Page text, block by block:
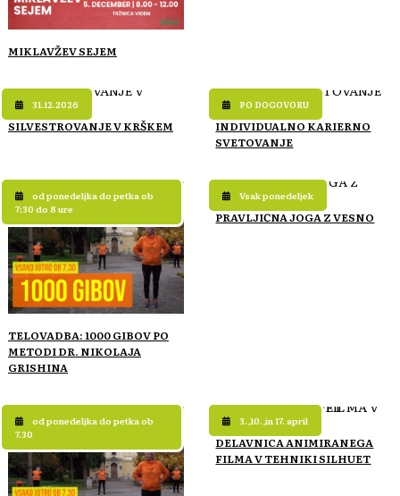
MIKLAVŽEV SEJEM
31.12.2026
SILVESTROVANJE V KRŠKEM
PO DOGOVORU
INDIVIDUALNO KARIERNO
SVETOVANJE
od ponedeljka do petka ob
7:30 do 8 ure
TELOVADBA: 1000 GIBOV PO
METODI DR. NIKOLAJA
GRISHINA
Vsak ponedeljek
PRAVLJIČNA JOGA Z VESNO
od ponedeljka do petka ob
7.30
3.,10.,in 17. april
DELAVNICA ANIMIRANEGA
FILMA V TEHNIKI SILHUET